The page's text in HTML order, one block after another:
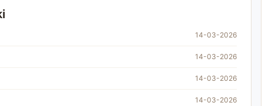
14-03-2026
14-03-2026
14-03-2026
14-03-2026